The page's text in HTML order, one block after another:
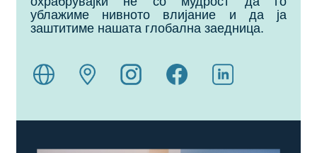
ублажиме нивното влијание и да ја
заштитиме нашата глобална заедница.